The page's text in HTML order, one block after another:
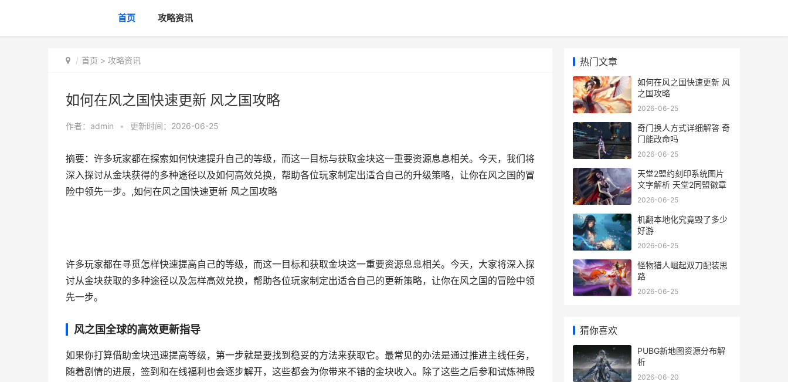
首页 攻略资讯
首页 > 攻略资讯
如何在风之国快速更新 风之国攻略
作者： admin • 更新时间：2026-06-25
摘要：许多玩家都在探索如何快速提升自己的等级，而这一目标与获取金块这一重要资源息息相关。今天，我们将
深入探讨从金块获得的多种途径以及如何高效兑换，帮助各位玩家制定出适合自己的升级策略，让你在风之国的冒
险中领先一步。,如何在风之国快速更新 风之国攻略
许多玩家都在寻觅怎样快速提高自己的等级，而这一目标和获取金块这一重要资源息息相关。今天，大家将深入探
讨从金块获取的多种途径以及怎样高效兑换，帮助各位玩家制定出适合自己的更新策略，让你在风之国的冒险中领
先一步。
风之国全球的高效更新指导
如果你打算借助金块迅速提高等级，第一步就是要找到稳妥的方法来获取它。最常见的办法是通过推进主线任务，
随着剧情的进展，签到和在线福利也会逐步解开，这些都会为你带来不错的金块收入。除了这些之后参和试炼神殿
热门文章
如何在风之国快速更新 风
之国攻略
2026-06-25
奇门换人方式详细解答 奇
门能改命吗
2026-06-25
天堂2盟约刻印系统图片
文字解析 天堂2同盟徽章
2026-06-25
机翻本地化究竟毁了多少
好游
2026-06-25
怪物猎人崛起双刀配装思
路
2026-06-25
猜你喜欢
PUBG新地图资源分布解
析
2026-06-20